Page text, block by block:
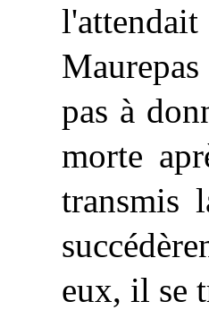
pas à
morte
transmis
eux, il se